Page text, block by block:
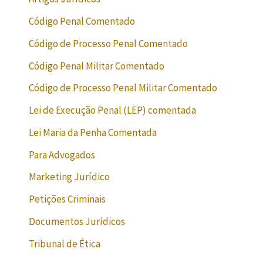
Código Penal Comentado
Código de Processo Penal Comentado
Código Penal Militar Comentado
Código de Processo Penal Militar Comentado
Lei de Execução Penal (LEP) comentada
Lei Maria da Penha Comentada
Para Advogados
Marketing Jurídico
Petições Criminais
Documentos Jurídicos
Tribunal de Ética